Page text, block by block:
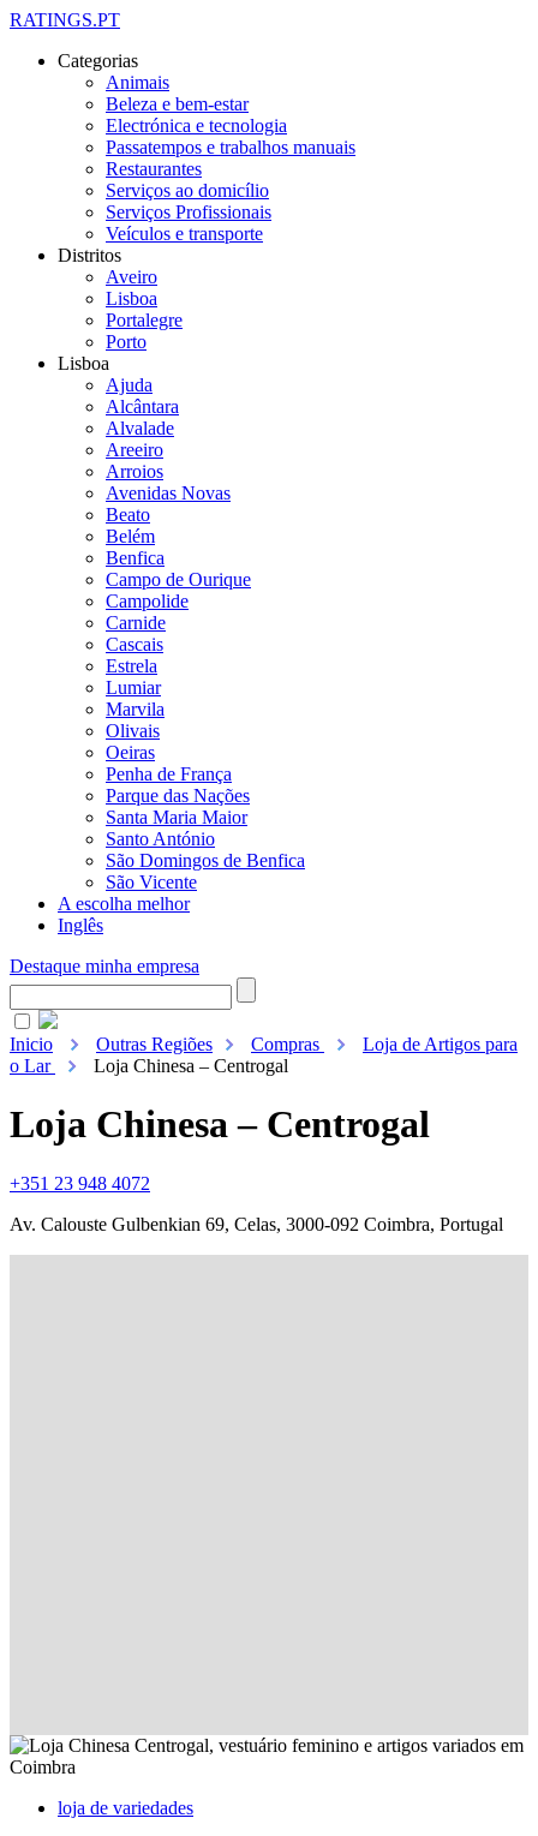
RATINGS.PT
Categorias
Animais
Beleza e bem-estar
Electrónica e tecnologia
Passatempos e trabalhos manuais
Restaurantes
Serviços ao domicílio
Serviços Profissionais
Veículos e transporte
Distritos
Aveiro
Lisboa
Portalegre
Porto
Lisboa
Ajuda
Alcântara
Alvalade
Areeiro
Arroios
Avenidas Novas
Beato
Belém
Benfica
Campo de Ourique
Campolide
Carnide
Cascais
Estrela
Lumiar
Marvila
Olivais
Oeiras
Penha de França
Parque das Nações
Santa Maria Maior
Santo António
São Domingos de Benfica
São Vicente
A escolha melhor
Inglês
Destaque minha empresa
Inicio Outras Regiões Compras
Loja de Artigos para
o Lar
Loja Chinesa – Centrogal
Loja Chinesa – Centrogal
+351 23 948 4072
Av. Calouste Gulbenkian 69, Celas, 3000-092 Coimbra, Portugal
loja de variedades